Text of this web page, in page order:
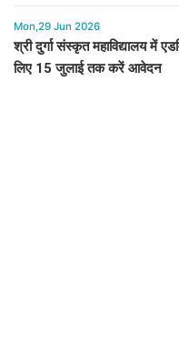
Mon,29 Jun 2026
श्री दुर्गा संस्कृत महाविद्यालय में
लिए 15 जुलाई तक करें आवेदन